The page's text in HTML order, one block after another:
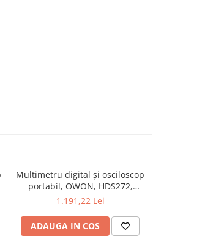
Multimetru digital și osciloscop
portabil, OWON, HDS272,
200mV-1kV, 200mA-
1.191,22 Lei
ADAUGA IN COS